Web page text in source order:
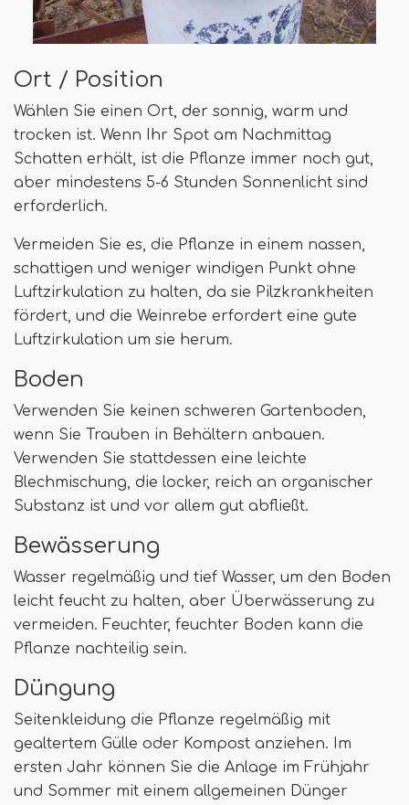
Ort / Position
Wählen Sie einen Ort, der sonnig, warm und
trocken ist. Wenn Ihr Spot am Nachmittag
Schatten erhält, ist die Pflanze immer noch gut,
aber mindestens 5-6 Stunden Sonnenlicht sind
erforderlich.
Vermeiden Sie es, die Pflanze in einem nassen,
schattigen und weniger windigen Punkt ohne
Luftzirkulation zu halten, da sie Pilzkrankheiten
fördert, und die Weinrebe erfordert eine gute
Luftzirkulation um sie herum.
Boden
Verwenden Sie keinen schweren Gartenboden,
wenn Sie Trauben in Behältern anbauen.
Verwenden Sie stattdessen eine leichte
Blechmischung, die locker, reich an organischer
Substanz ist und vor allem gut abfließt.
Bewässerung
Wasser regelmäßig und tief Wasser, um den Boden
leicht feucht zu halten, aber Überwässerung zu
vermeiden. Feuchter, feuchter Boden kann die
Pflanze nachteilig sein.
Düngung
Seitenkleidung die Pflanze regelmäßig mit
gealtertem Gülle oder Kompost anziehen. Im
ersten Jahr können Sie die Anlage im Frühjahr
und Sommer mit einem allgemeinen Dünger